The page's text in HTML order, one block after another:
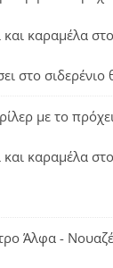
καραμέλα στο
στο σιδερένιο
με το
καραμέλα στο
Άλφα -